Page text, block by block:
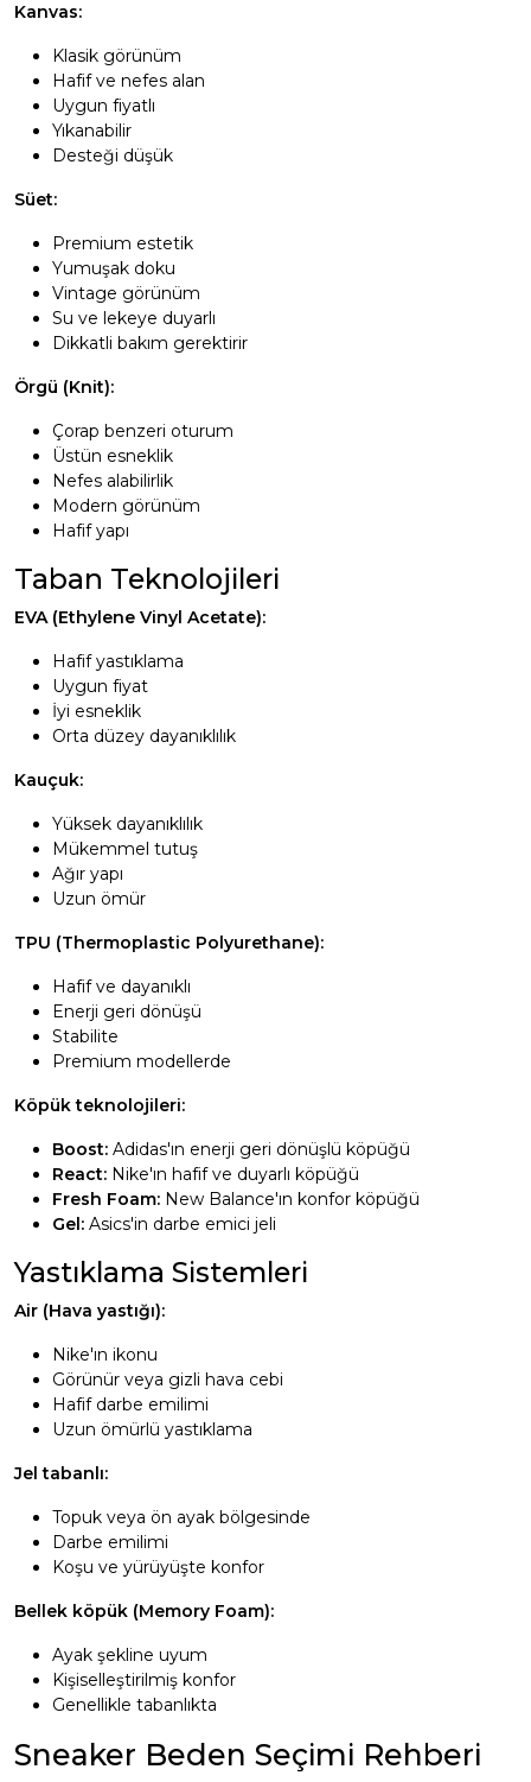
Kanvas:
Klasik görünüm
Hafif ve nefes alan
Uygun fiyatlı
Yıkanabilir
Desteği düşük
Süet:
Premium estetik
Yumuşak doku
Vintage görünüm
Su ve lekeye duyarlı
Dikkatli bakım gerektirir
Örgü (Knit):
Çorap benzeri oturum
Üstün esneklik
Nefes alabilirlik
Modern görünüm
Hafif yapı
Taban Teknolojileri
EVA (Ethylene Vinyl Acetate):
Hafif yastıklama
Uygun fiyat
İyi esneklik
Orta düzey dayanıklılık
Kauçuk:
Yüksek dayanıklılık
Mükemmel tutuş
Ağır yapı
Uzun ömür
TPU (Thermoplastic Polyurethane):
Hafif ve dayanıklı
Enerji geri dönüşü
Stabilite
Premium modellerde
Köpük teknolojileri:
Boost: Adidas'ın enerji geri dönüşlü köpüğü
React: Nike'ın hafif ve duyarlı köpüğü
Fresh Foam: New Balance'ın konfor köpüğü
Gel: Asics'in darbe emici jeli
Yastıklama Sistemleri
Air (Hava yastığı):
Nike'ın ikonu
Görünür veya gizli hava cebi
Hafif darbe emilimi
Uzun ömürlü yastıklama
Jel tabanlı:
Topuk veya ön ayak bölgesinde
Darbe emilimi
Koşu ve yürüyüşte konfor
Bellek köpük (Memory Foam):
Ayak şekline uyum
Kişiselleştirilmiş konfor
Genellikle tabanlıkta
Sneaker Beden Seçimi Rehberi